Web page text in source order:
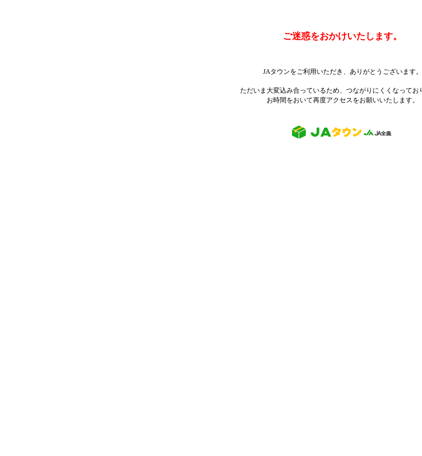
ご迷惑をおかけいたします。
JAタウンをご利用いただき、ありがとうございます。
ただいま大変込み合っているため、つながりにくくなってお
お時間をおいて再度アクセスをお願いいたします。